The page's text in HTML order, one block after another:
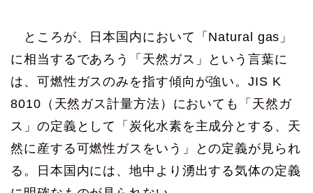
ところが、日本国内において「Natural gas」
に相当するであろう「天然ガス」という言葉に
は、可燃性ガスのみを指す傾向が強い。JIS K
8010（天然ガス計量方法）においても「天然ガ
ス」の定義として「炭化水素を主成分とする、天
然に産する可燃性ガスをいう」との定義が見られ
る。日本国内には、地中より湧出する気体の定義